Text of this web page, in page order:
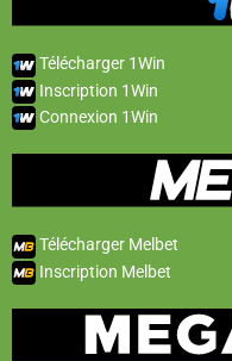
Télécharger 1Win
Inscription 1Win
Connexion 1Win
Télécharger Melbet
Inscription Melbet